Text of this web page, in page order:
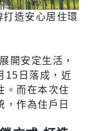
造安心居住環
開安定生活，
15日落成，近
。而在本次住
，作為住戶日